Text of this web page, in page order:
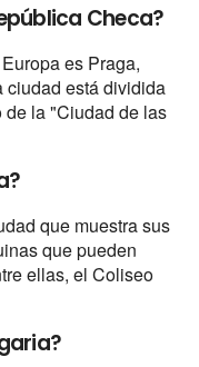
Checa?
es Praga,
ciudad está dividida
la "Ciudad de las
que muestra sus
que pueden
ellas, el Coliseo